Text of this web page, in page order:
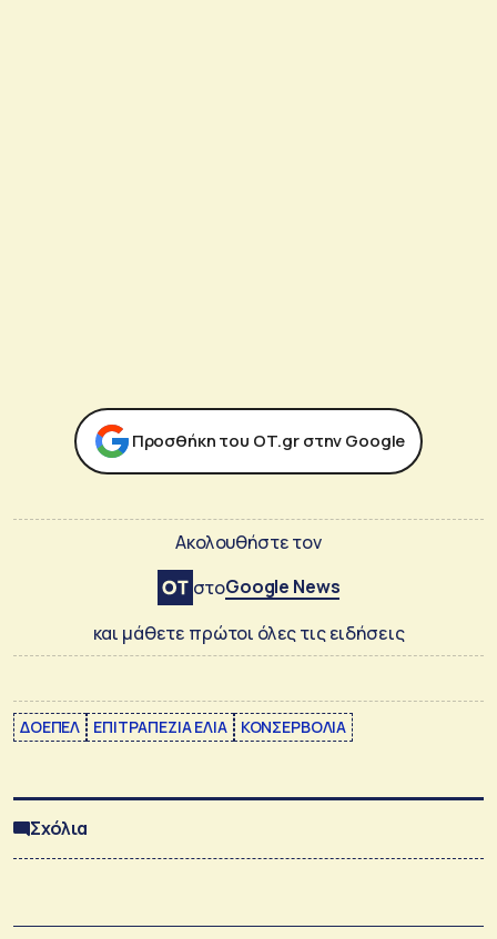
Προσθήκη του ΟΤ.gr στην Google
Ακολουθήστε τον
στοGoogle News
και μάθετε πρώτοι όλες τις ειδήσεις
ΔΟΕΠΕΛ ΕΠΙΤΡΑΠΕΖΙΑ ΕΛΙΑ ΚΟΝΣΕΡΒΟΛΙΑ
Σχόλια